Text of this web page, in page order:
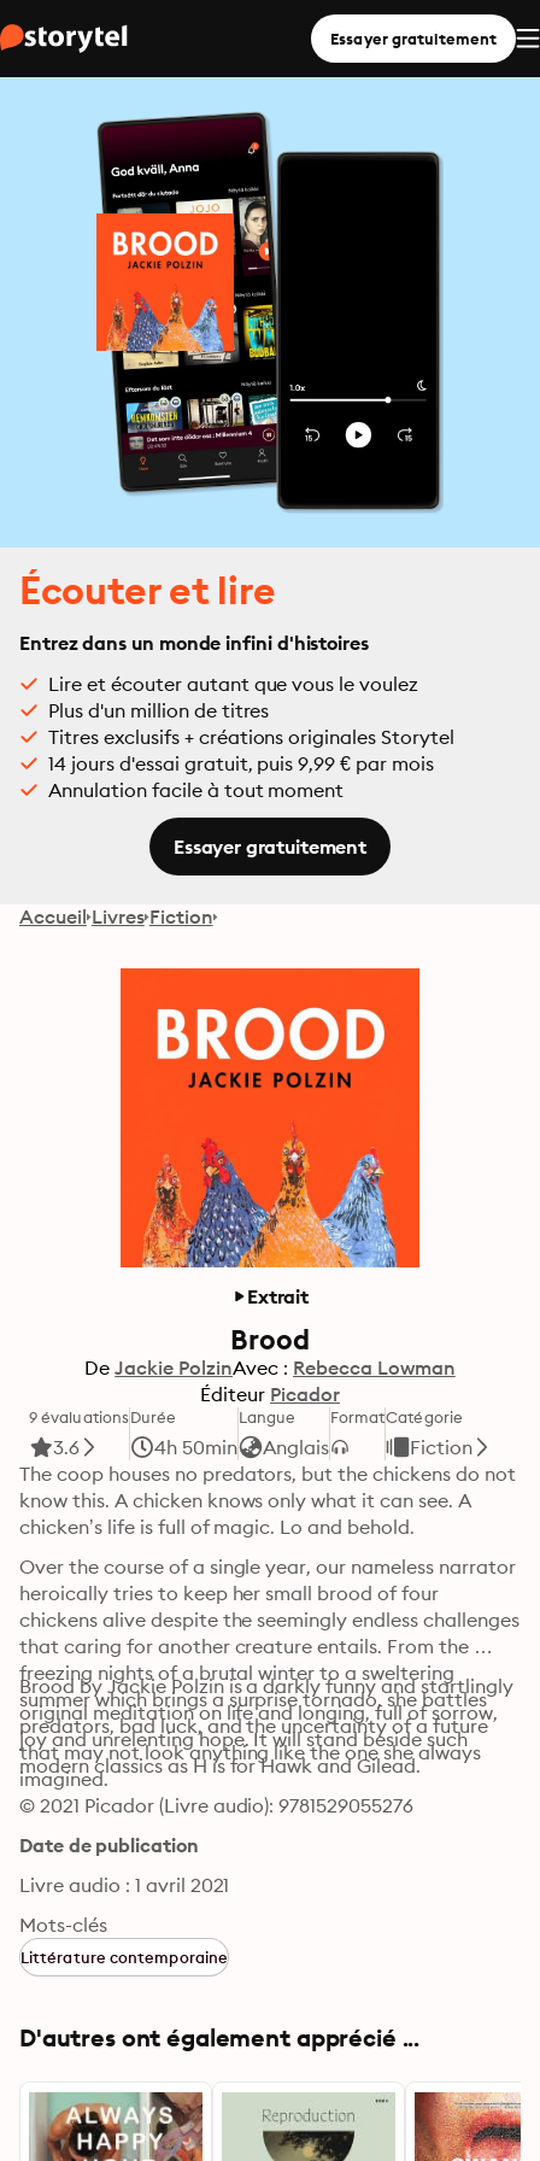
Essayer gratuitement
Écouter et lire
Entrez dans un monde infini d'histoires
Lire et écouter autant que vous le voulez
Plus d'un million de titres
Titres exclusifs + créations originales Storytel
14 jours d'essai gratuit, puis 9,99 € par mois
Annulation facile à tout moment
Essayer gratuitement
Accueil Livres Fiction
Extrait
Brood
De Jackie PolzinAvec : Rebecca Lowman
Éditeur Picador
9 évaluations
3.6
Durée
4h 50min
Langue
Anglais
FormatCatégorie
Fiction
The coop houses no predators, but the chickens do not
know this. A chicken knows only what it can see. A
chicken’s life is full of magic. Lo and behold.
Over the course of a single year, our nameless narrator
heroically tries to keep her small brood of four
chickens alive despite the seemingly endless challenges
that caring for another creature entails. From the
freezing nights of a brutal winter to a sweltering
summer which brings a surprise tornado, she battles
predators, bad luck, and the uncertainty of a future
that may not look anything like the one she always
imagined.
Brood by Jackie Polzin is a darkly funny and startlingly
original meditation on life and longing, full of sorrow,
joy and unrelenting hope. It will stand beside such
modern classics as H is for Hawk and Gilead.
© 2021 Picador (Livre audio): 9781529055276
Date de publication
Livre audio : 1 avril 2021
Mots-clés
Littérature contemporaine
D'autres ont également apprécié ...